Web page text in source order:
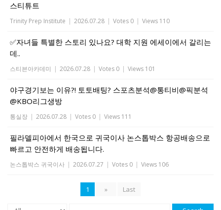
스티튜트
Trinity Prep Institute | 2026.07.28 | Votes 0 | Views 110
✅자녀들 특별한 스토리 있나요? 대학 지원 에세이에서 갈리는
데..
스티븐아카데미 | 2026.07.28 | Votes 0 | Views 101
야구경기보는 이유?! 토토배팅? 스포츠분석@통티비@픽분석
@KBO리그생방
통실장 | 2026.07.28 | Votes 0 | Views 111
필라델피아에서 한국으로 귀국이사 논스톱박스 항공배송으로
빠르고 안전하게 배송됩니다.
논스톱박스 귀국이사 | 2026.07.27 | Votes 0 | Views 106
1 » Last